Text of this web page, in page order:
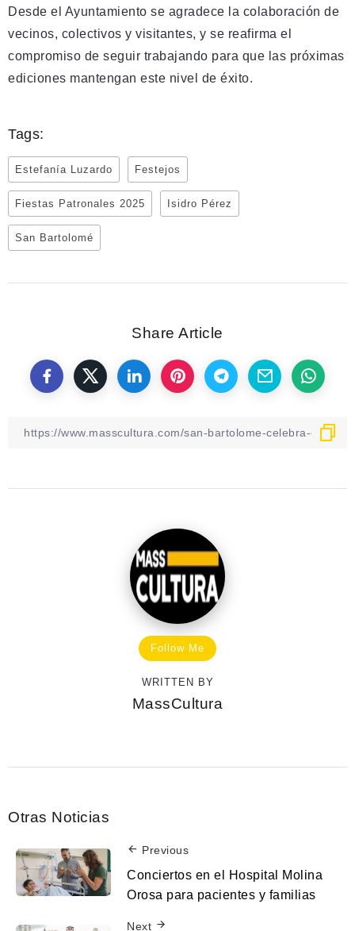
Desde el Ayuntamiento se agradece la colaboración de
vecinos, colectivos y visitantes, y se reafirma el
compromiso de seguir trabajando para que las próximas
ediciones mantengan este nivel de éxito.
Tags:
Estefanía Luzardo Festejos
Fiestas Patronales 2025 Isidro Pérez
San Bartolomé
Share Article
Follow Me
WRITTEN BY
MassCultura
Otras Noticias
Previous
Conciertos en el Hospital Molina
Orosa para pacientes y familias
Next